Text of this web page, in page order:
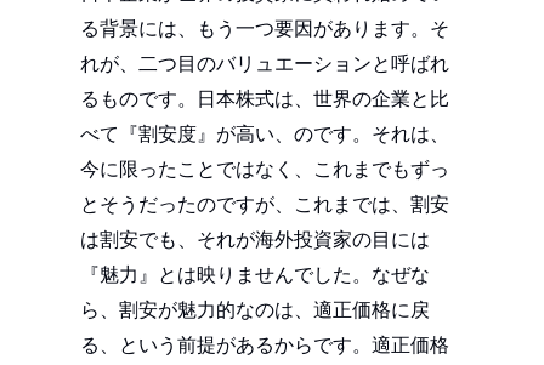
る背景には、もう一つ要因があります。そ
れが、二つ目のバリュエーションと呼ばれ
るものです。日本株式は、世界の企業と比
べて『割安度』が高い、のです。それは、
今に限ったことではなく、これまでもずっ
とそうだったのですが、これまでは、割安
は割安でも、それが海外投資家の目には
『魅力』とは映りませんでした。なぜな
ら、割安が魅力的なのは、適正価格に戻
る、という前提があるからです。適正価格